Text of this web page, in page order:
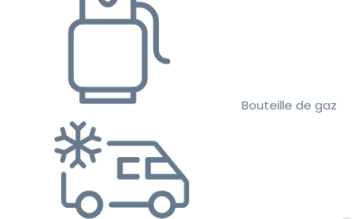
Bouteille de gaz